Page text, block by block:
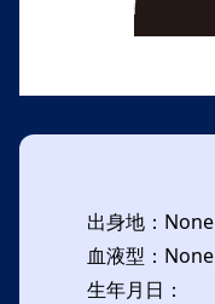
出身地：None
血液型：None
生年月日：